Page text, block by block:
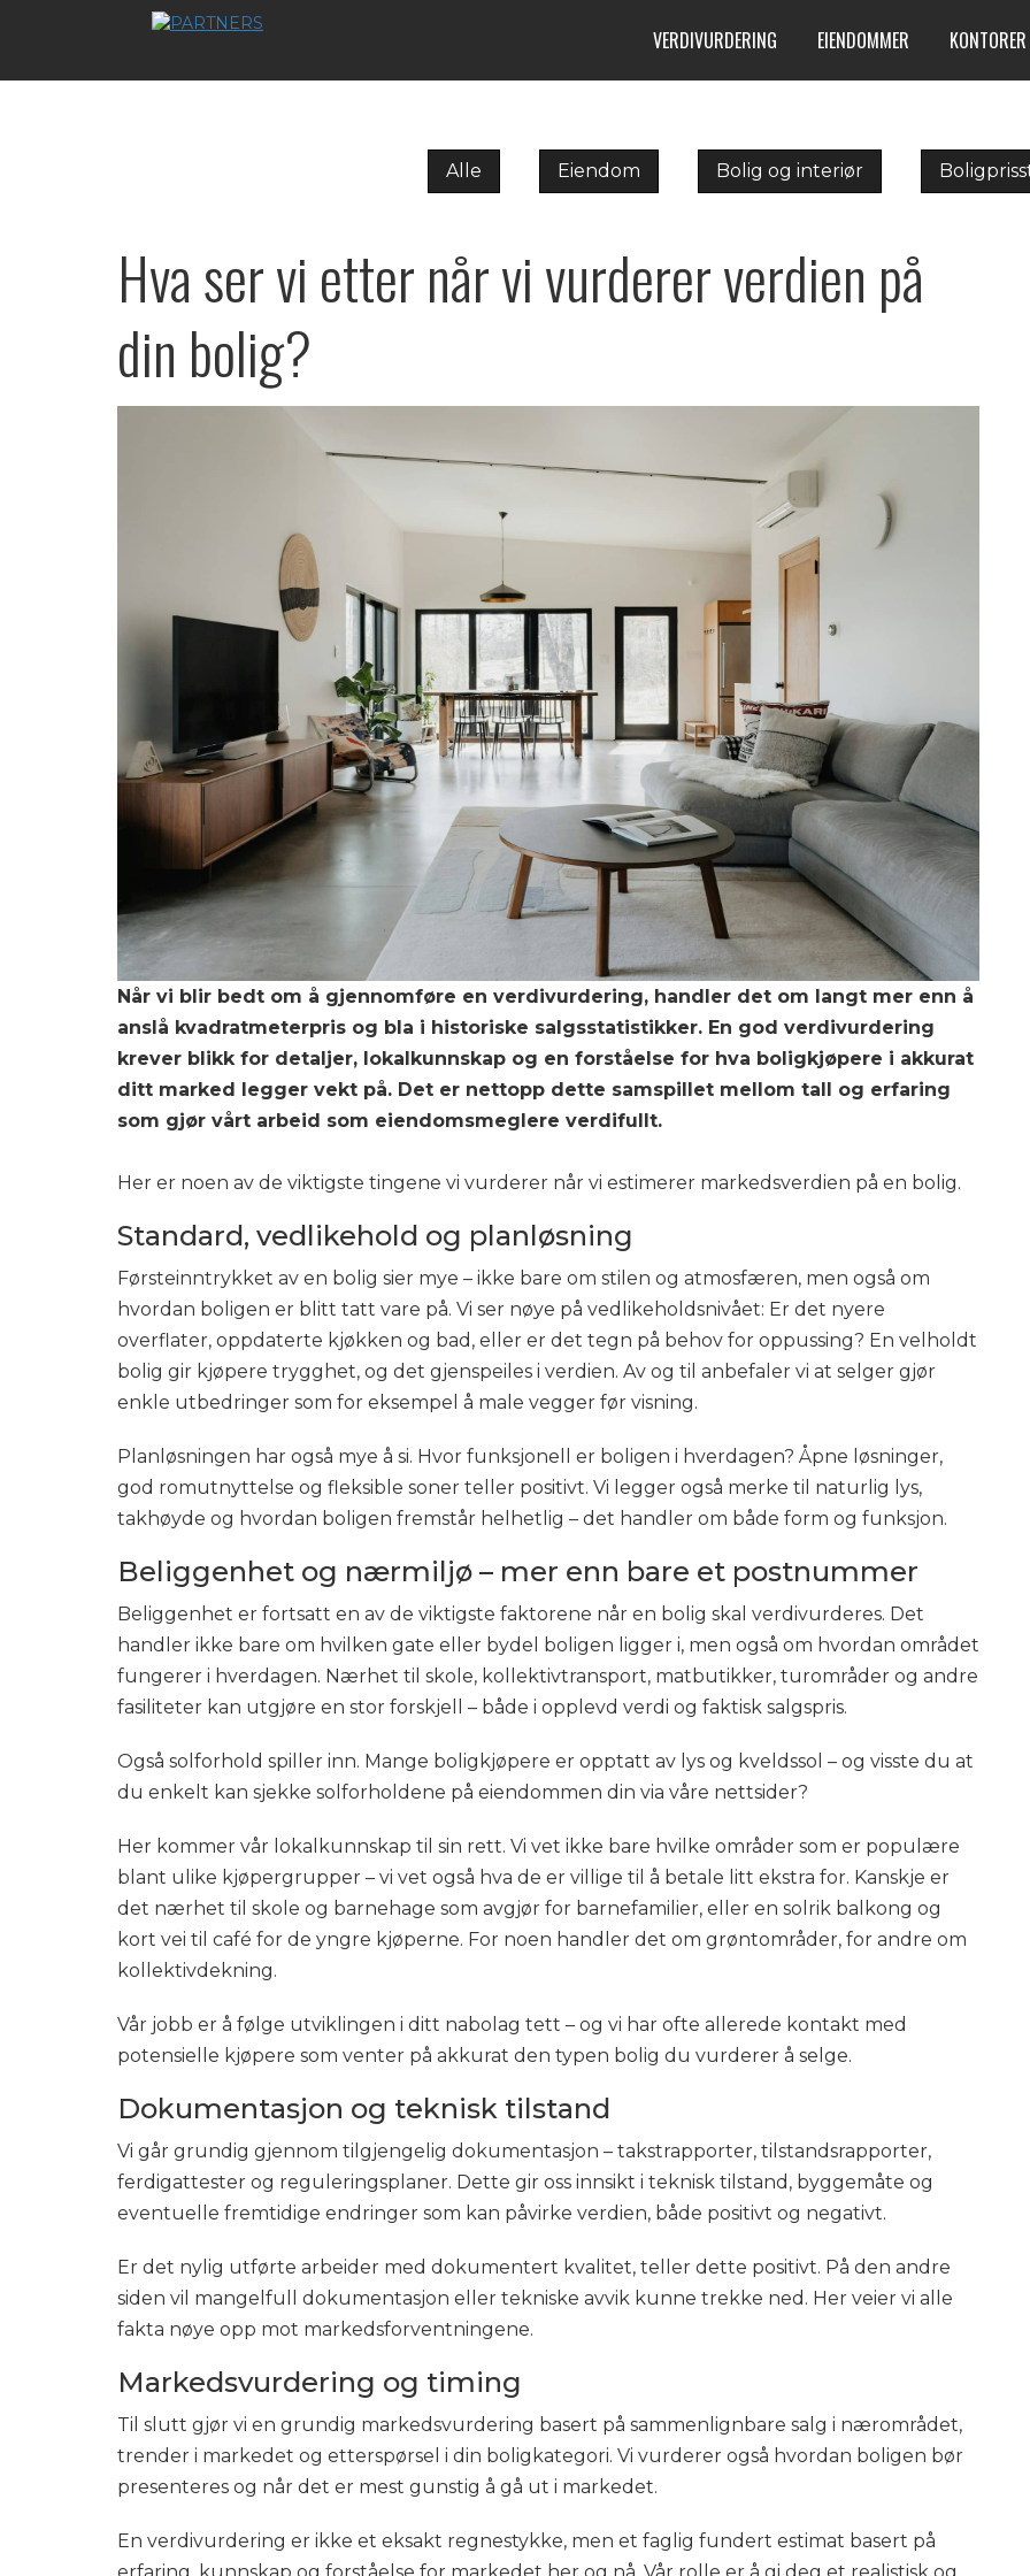
VERDIVURDERING EIENDOMMER KONTORER
Alle Eiendom Bolig og interiør
Hva ser vi etter når vi vurderer verdien på
din bolig?
Når vi blir bedt om å gjennomføre en verdivurdering, handler det om langt mer enn å
anslå kvadratmeterpris og bla i historiske salgsstatistikker. En god verdivurdering
krever blikk for detaljer, lokalkunnskap og en forståelse for hva boligkjøpere i akkurat
ditt marked legger vekt på. Det er nettopp dette samspillet mellom tall og erfaring
som gjør vårt arbeid som eiendomsmeglere verdifullt.
Her er noen av de viktigste tingene vi vurderer når vi estimerer markedsverdien på en bolig.
Standard, vedlikehold og planløsning
Førsteinntrykket av en bolig sier mye – ikke bare om stilen og atmosfæren, men også om
hvordan boligen er blitt tatt vare på. Vi ser nøye på vedlikeholdsnivået: Er det nyere
overflater, oppdaterte kjøkken og bad, eller er det tegn på behov for oppussing? En velholdt
bolig gir kjøpere trygghet, og det gjenspeiles i verdien. Av og til anbefaler vi at selger gjør
enkle utbedringer som for eksempel å male vegger før visning.
Planløsningen har også mye å si. Hvor funksjonell er boligen i hverdagen? Åpne løsninger,
god romutnyttelse og fleksible soner teller positivt. Vi legger også merke til naturlig lys,
takhøyde og hvordan boligen fremstår helhetlig – det handler om både form og funksjon.
Beliggenhet og nærmiljø – mer enn bare et postnummer
Beliggenhet er fortsatt en av de viktigste faktorene når en bolig skal verdivurderes. Det
handler ikke bare om hvilken gate eller bydel boligen ligger i, men også om hvordan området
fungerer i hverdagen. Nærhet til skole, kollektivtransport, matbutikker, turområder og andre
fasiliteter kan utgjøre en stor forskjell – både i opplevd verdi og faktisk salgspris.
Også solforhold spiller inn. Mange boligkjøpere er opptatt av lys og kveldssol – og visste du at
du enkelt kan sjekke solforholdene på eiendommen din via våre nettsider?
Her kommer vår lokalkunnskap til sin rett. Vi vet ikke bare hvilke områder som er populære
blant ulike kjøpergrupper – vi vet også hva de er villige til å betale litt ekstra for. Kanskje er
det nærhet til skole og barnehage som avgjør for barnefamilier, eller en solrik balkong og
kort vei til café for de yngre kjøperne. For noen handler det om grøntområder, for andre om
kollektivdekning.
Vår jobb er å følge utviklingen i ditt nabolag tett – og vi har ofte allerede kontakt med
potensielle kjøpere som venter på akkurat den typen bolig du vurderer å selge.
Dokumentasjon og teknisk tilstand
Vi går grundig gjennom tilgjengelig dokumentasjon – takstrapporter, tilstandsrapporter,
ferdigattester og reguleringsplaner. Dette gir oss innsikt i teknisk tilstand, byggemåte og
eventuelle fremtidige endringer som kan påvirke verdien, både positivt og negativt.
Er det nylig utførte arbeider med dokumentert kvalitet, teller dette positivt. På den andre
siden vil mangelfull dokumentasjon eller tekniske avvik kunne trekke ned. Her veier vi alle
fakta nøye opp mot markedsforventningene.
Markedsvurdering og timing
Til slutt gjør vi en grundig markedsvurdering basert på sammenlignbare salg i nærområdet,
trender i markedet og etterspørsel i din boligkategori. Vi vurderer også hvordan boligen bør
presenteres og når det er mest gunstig å gå ut i markedet.
En verdivurdering er ikke et eksakt regnestykke, men et faglig fundert estimat basert på